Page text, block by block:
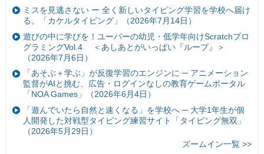
ミスを見逃さない ー 全く新しいタイピング学習を学校へ届け
る。「カケルタイピング」（2026年7月14日）
遊びの中に学びを！ユーバーの幼児・低学年向けScratchプロ
グラミングVol.4 ＜あしあとがいっぱい『ループ』＞
（2026年7月6日）
「あそぶ＋学ぶ」が反復学習のエンジンに ─ アニメーション
監督がAIと挑む、広告・ログインなしの教育ゲームポータル
「NOA Games」（2026年6月4日）
「遊んでいたら自然と速くなる」を学校へ ─ 大学1年生が個
人開発した対戦型タイピング練習サイト「タイピング無双」
（2026年5月29日）
ズームイン一覧 >>